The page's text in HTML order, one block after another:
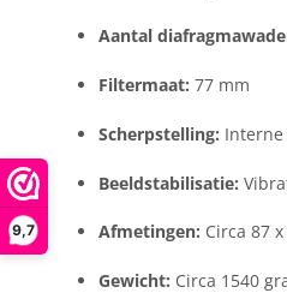
9,7
Aantal
Filtermaat: 77 mm
Scherpstelling: Interne
Beeldstabilisatie:
Afmetingen: Circa 87
Gewicht: Circa 1540